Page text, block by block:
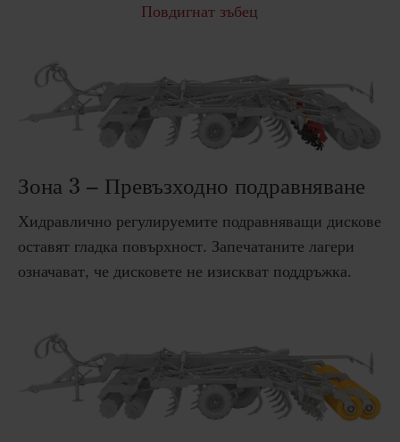
Повдигнат зъбец
Зона 3 – Превъзходно подравняване
Хидравлично регулируемите подравняващи дискове
оставят гладка повърхност. Запечатаните лагери
означават, че дисковете не изискват поддръжка.